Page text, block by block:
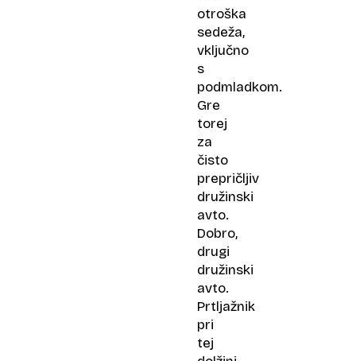
otroška
sedeža,
vključno
s
podmladkom.
Gre
torej
za
čisto
prepričljiv
družinski
avto.
Dobro,
drugi
družinski
avto.
Prtljažnik
pri
tej